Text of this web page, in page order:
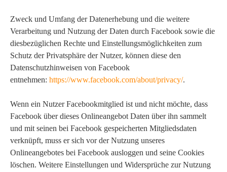
Zweck und Umfang der Datenerhebung und die weitere
Verarbeitung und Nutzung der Daten durch Facebook sowie die
diesbezüglichen Rechte und Einstellungsmöglichkeiten zum
Schutz der Privatsphäre der Nutzer, können diese den
Datenschutzhinweisen von Facebook
entnehmen: https://www.facebook.com/about/privacy/.
Wenn ein Nutzer Facebookmitglied ist und nicht möchte, dass
Facebook über dieses Onlineangebot Daten über ihn sammelt
und mit seinen bei Facebook gespeicherten Mitgliedsdaten
verknüpft, muss er sich vor der Nutzung unseres
Onlineangebotes bei Facebook ausloggen und seine Cookies
löschen. Weitere Einstellungen und Widersprüche zur Nutzung